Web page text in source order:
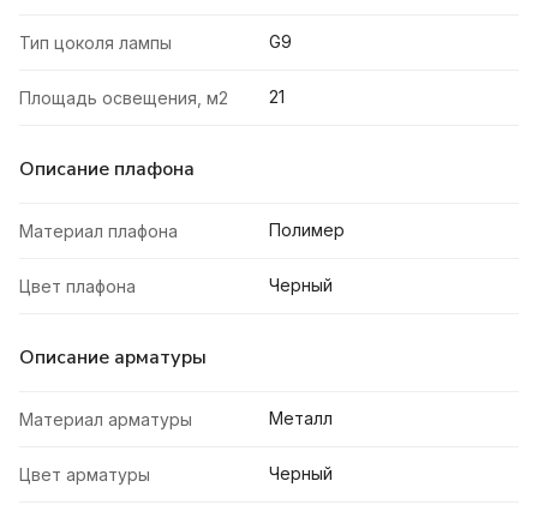
Тип цоколя лампы G9
Площадь освещения, м2 21
Описание плафона
Материал плафона Полимер
Цвет плафона Черный
Описание арматуры
Материал арматуры Металл
Цвет арматуры Черный